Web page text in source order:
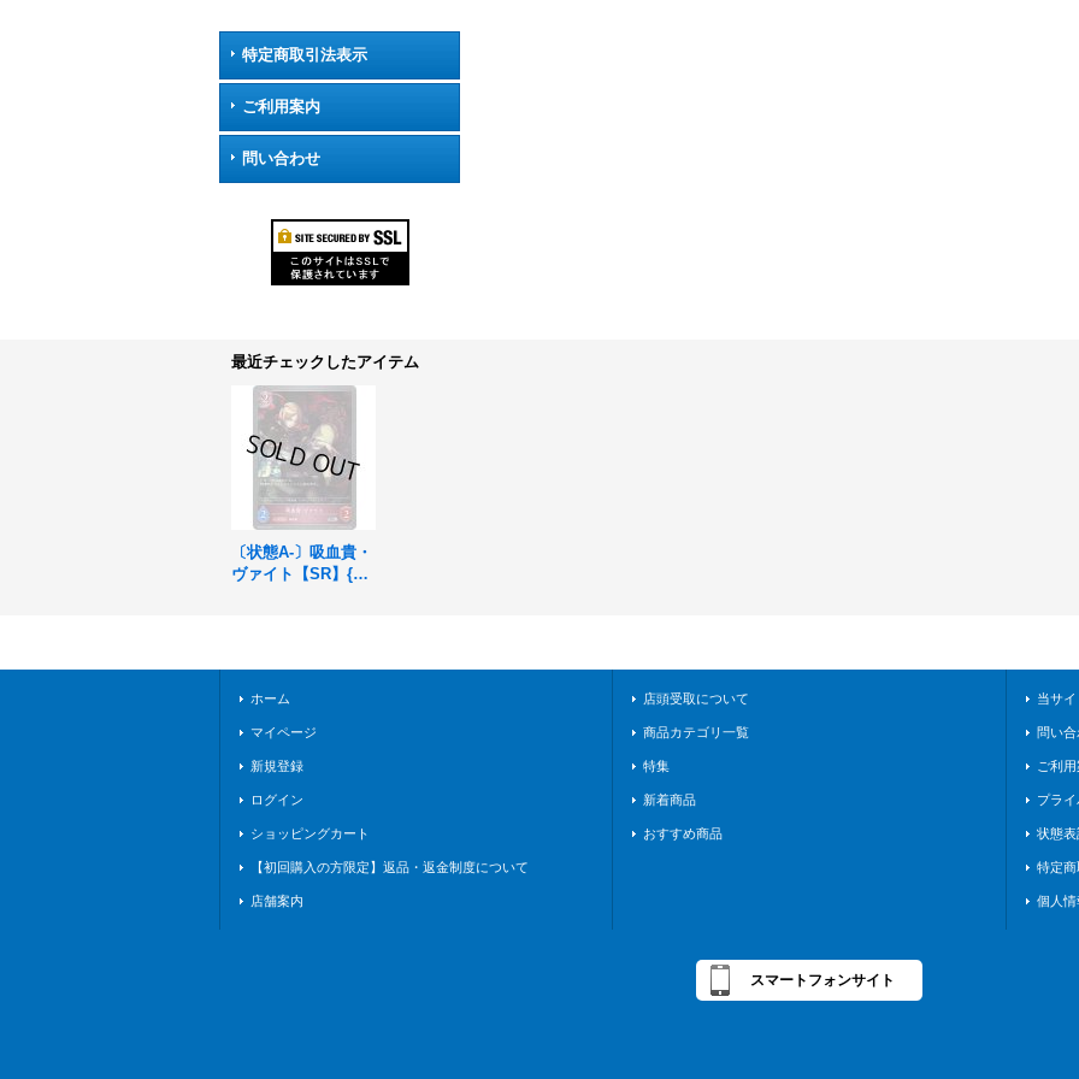
特定商取引法表示
ご利用案内
問い合わせ
最近チェックしたアイテム
〔状態A-〕吸血貴・
ヴァイト【SR】{BP
ホーム
マイページ
新規登録
ログイン
ショッピングカート
【初回購入の方限定】返品・返金制度について
店舗案内
店頭受取について
商品カテゴリ一覧
特集
新着商品
おすすめ商品
当サ
問い合
ご利
プラ
状態表
特定
個人
スマートフォンサイト